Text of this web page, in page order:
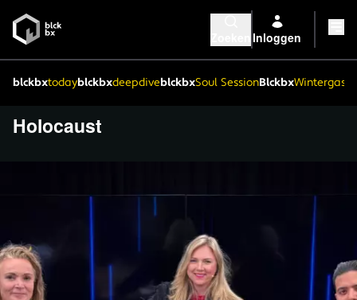
Inloggen
blckbxtodayblckbxdeepdiveblckbxSoul SessionBlckbx
Holocaust